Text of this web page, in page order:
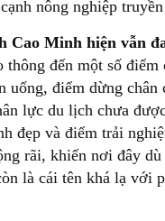
nông nghiệp
Cao Minh hiện vẫn
thông đến một số điểm
uống, điểm dừng chân
lực du lịch chưa
đẹp và điểm trải
rãi, khiến nơi đây dù
là cái tên khá lạ với